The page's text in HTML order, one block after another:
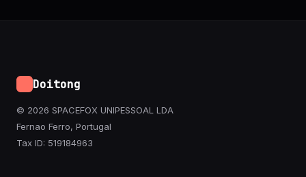
Doitong
© 2026 SPACEFOX UNIPESSOAL LDA
Fernao Ferro, Portugal
Tax ID: 519184963